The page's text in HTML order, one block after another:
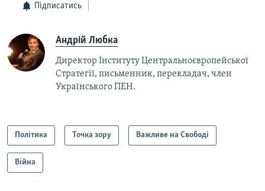
Підписатись
Андрій Любка
Директор Інституту Центральноєвропейської
Стратегії, письменник, перекладач, член
Українського ПЕН.
Політика Точка зору Важливе на Свободі
Війна